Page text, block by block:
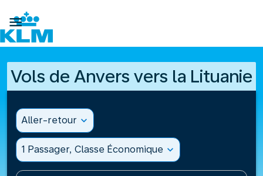

Vols de Anvers vers la Lituanie
Aller-retour expand_more
1 Passager, Classe Économique expand_more